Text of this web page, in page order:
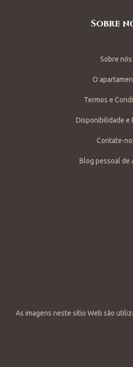
Sobre
Sobre nós
O
Termos e
Disponibilidade e
Contate-
Blog pessoal de
As imagens neste sítio Web são